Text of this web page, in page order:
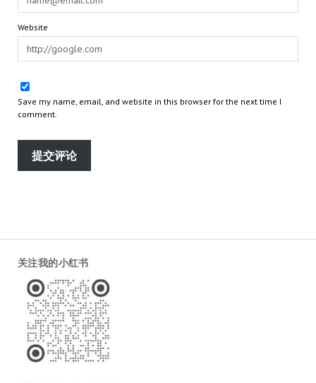
Website
Save my name, email, and website in this browser for the next time I
comment.
关注我的小红书